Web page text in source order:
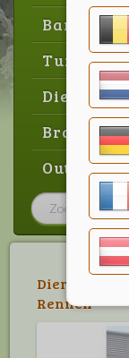
Barbecue
Tuin
Dier
Brood &
Outlet
Dier
Rennen